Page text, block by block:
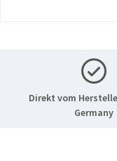
Direkt vom
Germany